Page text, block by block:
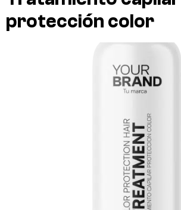
protección color